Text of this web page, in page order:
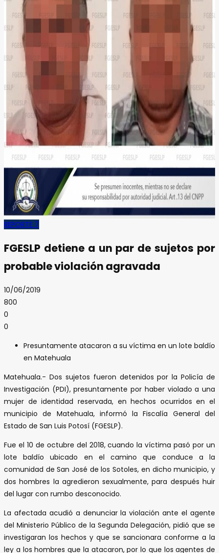
REPORTE 7
FGESLP detiene a un par de sujetos por
probable violación agravada
10/06/2019
800
0
0
Presuntamente atacaron a su víctima en un lote baldío
en Matehuala
Matehuala.- Dos sujetos fueron detenidos por la Policía de
Investigación (PDI), presuntamente por haber violado a una
mujer de identidad reservada, en hechos ocurridos en el
municipio de Matehuala, informó la Fiscalía General del
Estado de San Luis Potosí (FGESLP).
Fue el 10 de octubre del 2018, cuando la víctima pasó por un
lote baldío ubicado en el camino que conduce a la
comunidad de San José de los Sotoles, en dicho municipio, y
dos hombres la agredieron sexualmente, para después huir
del lugar con rumbo desconocido.
La afectada acudió a denunciar la violación ante el agente
del Ministerio Público de la Segunda Delegación, pidió que se
investigaran los hechos y que se sancionara conforme a la
ley a los hombres que la atacaron, por lo que los agentes de